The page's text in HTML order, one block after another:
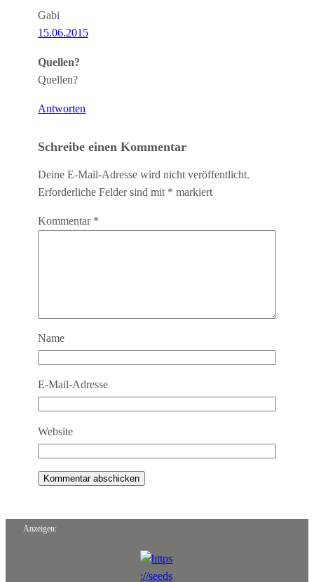
Gabi
15.06.2015
Quellen?
Quellen?
Antworten
Schreibe einen Kommentar
Deine E-Mail-Adresse wird nicht veröffentlicht.
Erforderliche Felder sind mit * markiert
Kommentar *
Name
E-Mail-Adresse
Website
Anzeigen: